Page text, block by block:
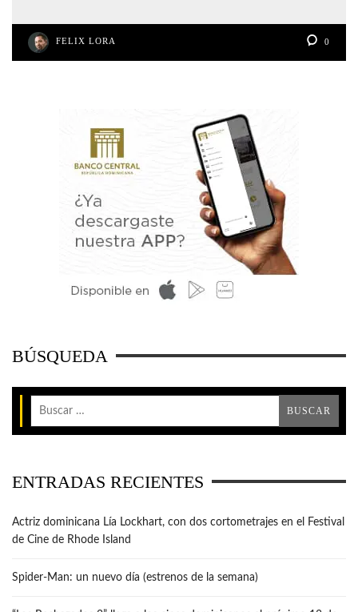
FELIX LORA 0
BÚSQUEDA
ENTRADAS RECIENTES
Actriz dominicana Lía Lockhart, con dos cortometrajes en el Festival
de Cine de Rhode Island
Spider-Man: un nuevo día (estrenos de la semana)